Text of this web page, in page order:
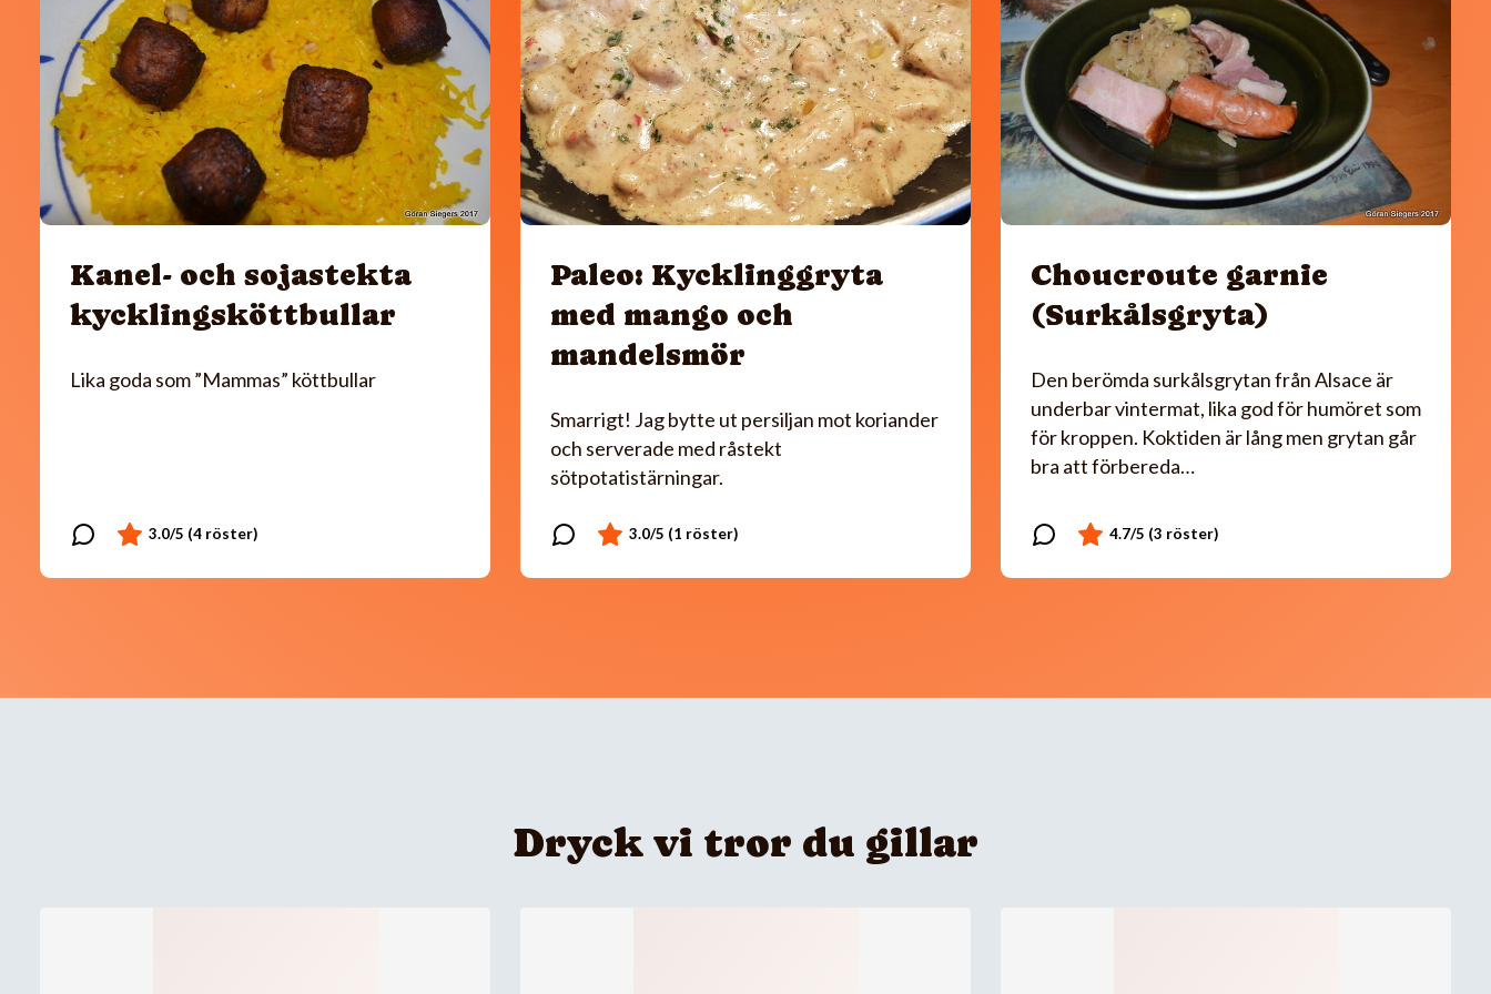
Kanel- och sojastekta
kycklingsköttbullar
Lika goda som ”Mammas” köttbullar
Paleo: Kycklinggryta
med mango och
mandelsmör
Smarrigt! Jag bytte ut persiljan mot koriander
och serverade med råstekt
sötpotatistärningar.
Choucroute garnie
(Surkålsgryta)
Den berömda surkålsgrytan från Alsace är
underbar vintermat, lika god för humöret som
för kroppen. Koktiden är lång men grytan går
bra att förbereda…
Dryck vi tror du gillar